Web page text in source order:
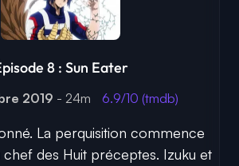
8 : Sun Eater
2019 - 24m 6.9/10 (tmdb)
La perquisition commence
des Huit préceptes. Izuku et